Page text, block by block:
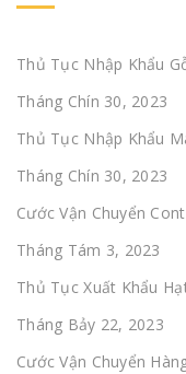
Thủ Tục Nhập Khẩu
Tháng Chín 30, 2023
Thủ Tục Nhập Khẩu
Tháng Chín 30, 2023
Cước Vận Chuyển
Tháng Tám 3, 2023
Thủ Tục Xuất Khẩu
Tháng Bảy 22, 2023
Cước Vận Chuyển